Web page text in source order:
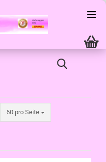
60 pro Seite
pro Seite